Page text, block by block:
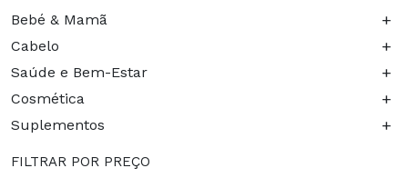
Bebé & Mamã +
Cabelo +
Saúde e Bem-Estar +
Cosmética +
Suplementos +
FILTRAR POR PREÇO